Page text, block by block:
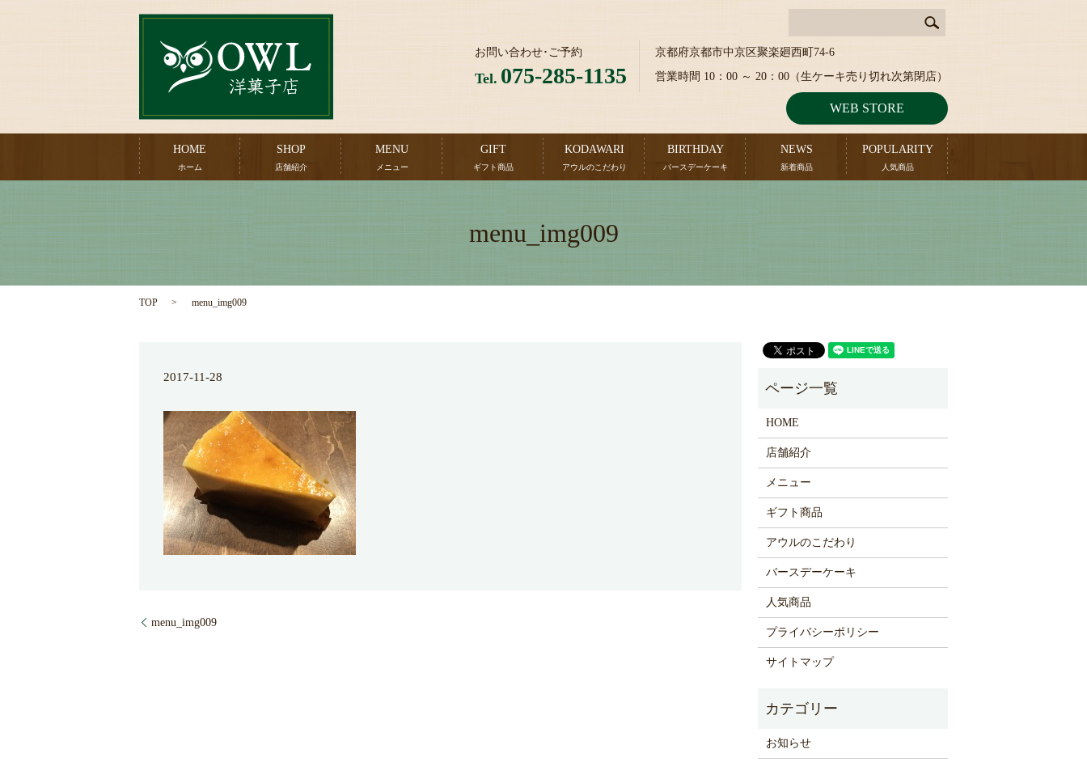
お問い合わせ･ご予約
Tel. 075-285-1135
京都府京都市中京区聚楽廻西町74-6
営業時間 10：00 ～ 20：00（生ケーキ売り切れ次第閉店）
WEB STORE
HOME
ホーム
SHOP
店舗紹介
MENU
メニュー
GIFT
ギフト商品
KODAWARI
アウルのこだわり
BIRTHDAY
バースデーケーキ
NEWS
新着商品
POPULARITY
人気商品
menu_img009
TOP menu_img009
2017-11-28
menu_img009
HOME
店舗紹介
メニュー
ギフト商品
アウルのこだわり
バースデーケーキ
人気商品
プライバシーポリシー
サイトマップ
お知らせ